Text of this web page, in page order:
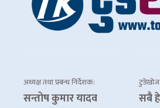
अध्यक्ष तथा प्रबन्ध निर्देशक:
सन्तोष कुमार यादव
टुडेखोज
सबै